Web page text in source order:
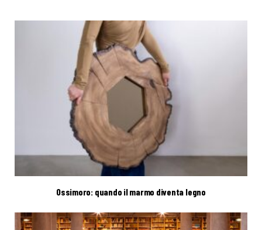
Ossimoro: quando il marmo diventa legno